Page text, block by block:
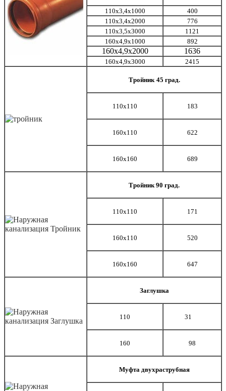
110х3,4х1000
400
110х3,4х2000
776
110х3,5х3000
1121
160х4,9х1000
892
160х4,9х2000 1636
160х4,9х3000 2415
Тройник 45 град.
110х110 183
160х110 622
160х160 689
Тройник 90 град.
110х110 171
160х110 520
160х160 647
Заглушка
110 31
160 98
Муфта двухраструбная